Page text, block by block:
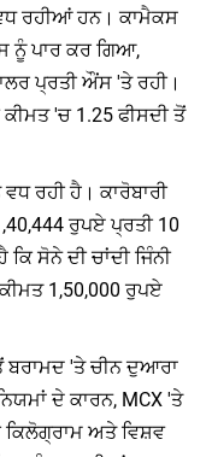
ਵਧ ਰਹੀਆਂ ਹਨ। ਕਾਮੈਕਸ
ਨੂੰ ਪਾਰ ਕਰ ਗਿਆ,
ਪ੍ਰਤੀ ਔਂਸ 'ਤੇ ਰਹੀ।
'ਚ 1.25 ਫੀਸਦੀ ਤੋਂ
ਰਹੀ ਹੈ। ਕਾਰੋਬਾਰੀ
ਰੁਪਏ ਪ੍ਰਤੀ 10
ਸੋਨੇ ਦੀ ਚਾਂਦੀ ਜਿੰਨੀ
1,50,000 ਰੁਪਏ
ਬਰਾਮਦ 'ਤੇ ਚੀਨ ਦੁਆਰਾ
ਦੇ ਕਾਰਨ, MCX 'ਤੇ
ਕਿਲੋਗ੍ਰਾਮ ਅਤੇ ਵਿਸ਼ਵ